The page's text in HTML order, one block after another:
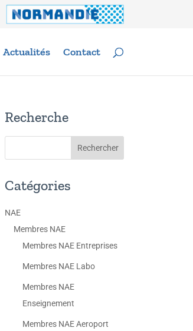
Actualités Contact
Recherche
Catégories
NAE
Membres NAE
Membres NAE Entreprises
Membres NAE Labo
Membres NAE
Enseignement
Membres NAE Aeroport